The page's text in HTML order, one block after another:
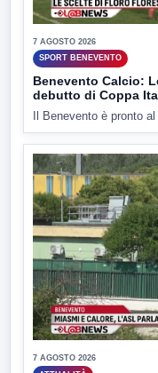
7 AGOSTO 2026
SPORT BENEVENTO
Benevento Calcio:
debutto di Coppa
Il Benevento è pronto
7 AGOSTO 2026